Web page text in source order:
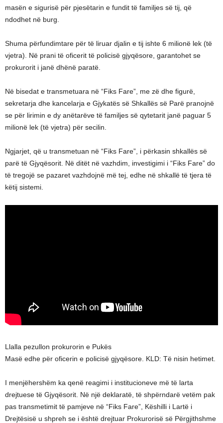
masën e sigurisë për pjesëtarin e fundit të familjes së tij, që
ndodhet në burg.
Shuma përfundimtare për të liruar djalin e tij ishte 6 milionë lek (të
vjetra). Në prani të oficerit të policisë gjyqësore, garantohet se
prokurorit i janë dhënë paratë.
Në bisedat e transmetuara në “Fiks Fare”, me zë dhe figurë,
sekretarja dhe kancelarja e Gjykatës së Shkallës së Parë pranojnë
se për lirimin e dy anëtarëve të familjes së qytetarit janë paguar 5
milionë lek (të vjetra) për secilin.
Ngjarjet, që u transmetuan në “Fiks Fare”, i përkasin shkallës së
parë të Gjyqësorit. Në ditët në vazhdim, investigimi i “Fiks Fare” do
të tregojë se pazaret vazhdojnë më tej, edhe në shkallë të tjera të
këtij sistemi.
Llalla pezullon prokurorin e Pukës
Masë edhe për oficerin e policisë gjyqësore. KLD: Të nisin hetimet.
I menjëhershëm ka qenë reagimi i institucioneve më të larta
drejtuese të Gjyqësorit. Në një deklaratë, të shpërndarë vetëm pak
pas transmetimit të pamjeve në “Fiks Fare”, Këshilli i Lartë i
Drejtësisë u shpreh se i është drejtuar Prokurorisë së Përgjithshme